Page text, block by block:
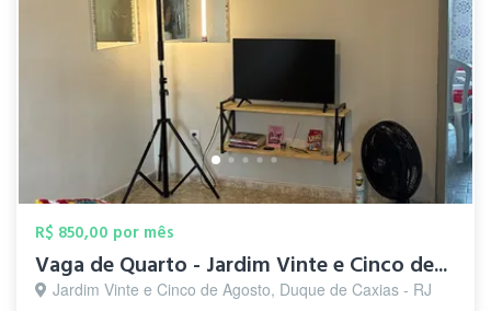
R$ 850,00 por mês
Vaga de Quarto - Jardim Vinte e Cinco de...
Jardim Vinte e Cinco de Agosto, Duque de Caxias - RJ